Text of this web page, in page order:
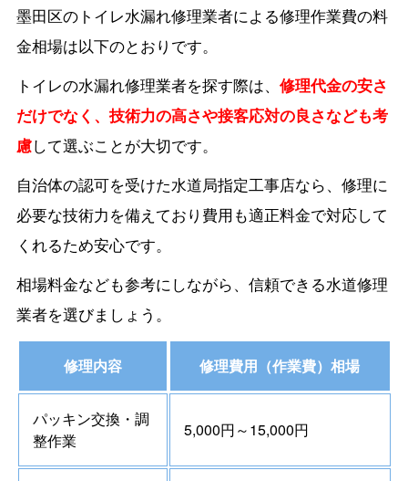
墨田区のトイレ水漏れ修理業者による修理作業費の料
金相場は以下のとおりです。
トイレの水漏れ修理業者を探す際は、 修理代金の安さ
だけでなく、技術力の高さや接客応対の良さなども考
慮して選ぶことが大切です。
自治体の認可を受けた水道局指定工事店なら、修理に
必要な技術力を備えており費用も適正料金で対応して
くれるため安心です。
相場料金なども参考にしながら、信頼できる水道修理
業者を選びましょう。
修理内容 修理費用（作業費）相場
パッキン交換・調
整作業
5,000円～15,000円